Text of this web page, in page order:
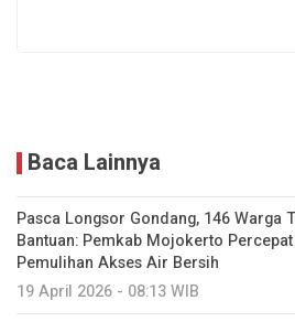
Baca Lainnya
Pasca Longsor Gondang, 146 Warga
Bantuan: Pemkab Mojokerto Percepat
Pemulihan Akses Air Bersih
19 April 2026 - 08:13 WIB